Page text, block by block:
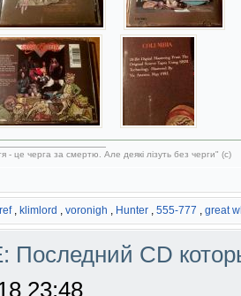
- це черга за смертю. Але деякі лізуть без черги" (с)
, klimlord , voronigh , Hunter , 555-777 , great
Последний CD
23:48